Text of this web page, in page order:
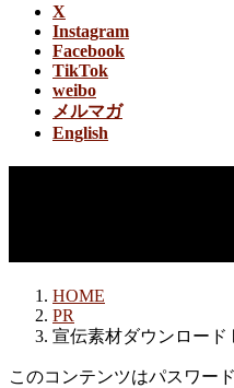
X
Instagram
Facebook
TikTok
weibo
メルマガ
English
HOME
PR
宣伝素材ダウンロード
このコンテンツはパスワー